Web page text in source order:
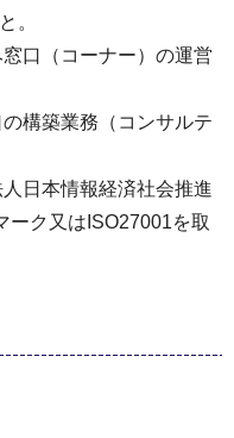
。
口（コーナー）の運営
構築業務（コンサルテ
日本情報経済社会推進
ーク又はISO27001を取